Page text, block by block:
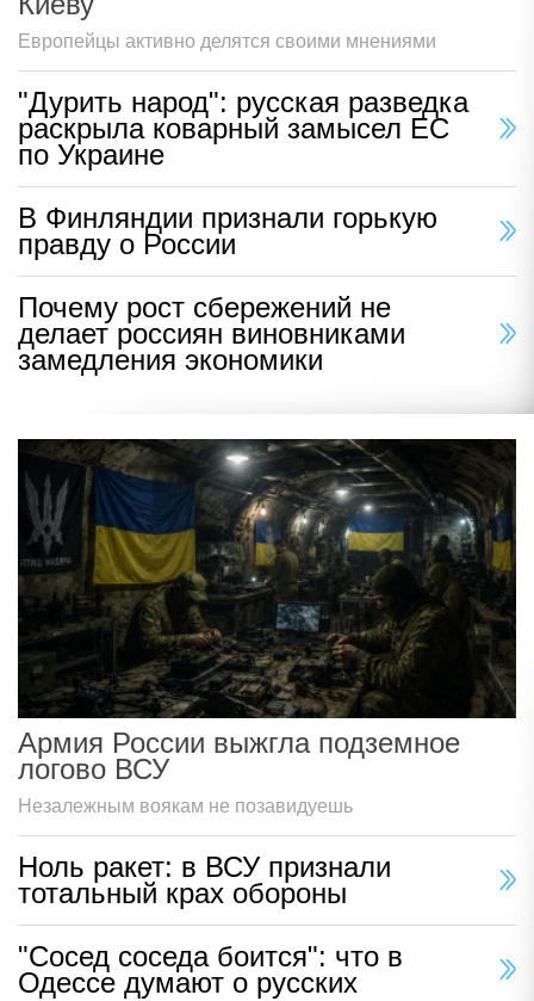
Европейцы активно делятся своими мнениями
"Дурить народ": русская разведка
раскрыла коварный замысел ЕС
по Украине
В Финляндии признали горькую
правду о России
Почему рост сбережений не
делает россиян виновниками
замедления экономики
Армия России выжгла подземное
логово ВСУ
Незалежным воякам не позавидуешь
Ноль ракет: в ВСУ признали
тотальный крах обороны
"Сосед соседа боится": что в
Одессе думают о русских